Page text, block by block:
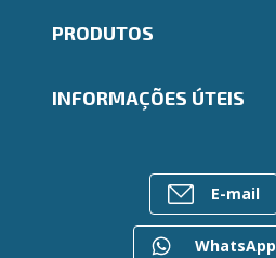
Indique um amigo
Trabalhe Conosco
Ailos Educação
Gerenciar Cookies
PRODUTOS
Consórcios
Para empresas
INFORMAÇÕES ÚTEIS
Rede de Atendimento
Entre em contato
Canal de Ética
Gerenciamento de Riscos
E-mail
WhatsApp